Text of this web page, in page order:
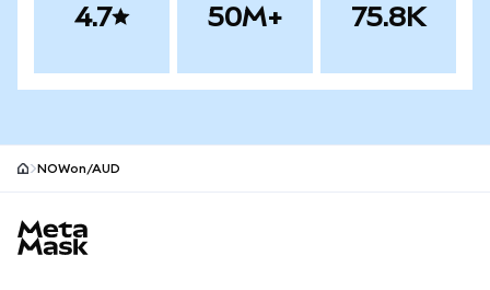
4.7 50M+ 75.8K
NOWon/AUD